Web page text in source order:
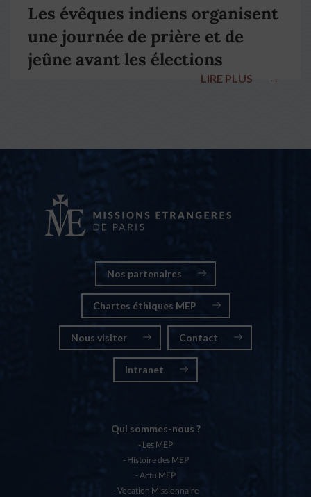
Les évêques indiens organisent
une journée de prière et de
jeûne avant les élections
LIRE PLUS →
Nos partenaires
Chartes éthiques MEP
Nous visiter Contact
Intranet
Qui sommes-nous ?
Les MEP
Histoire des MEP
Actu MEP
Vocation Missionnaire